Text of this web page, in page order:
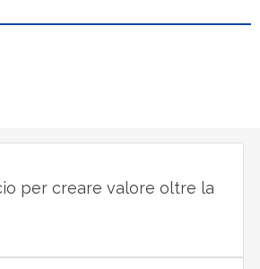
per creare valore oltre la